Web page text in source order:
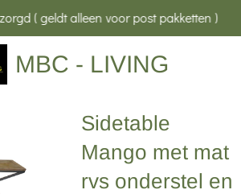
MBC - LIVING
( geldt alleen voor post pakketten )
Sidetable
Mango met mat
rvs onderstel en